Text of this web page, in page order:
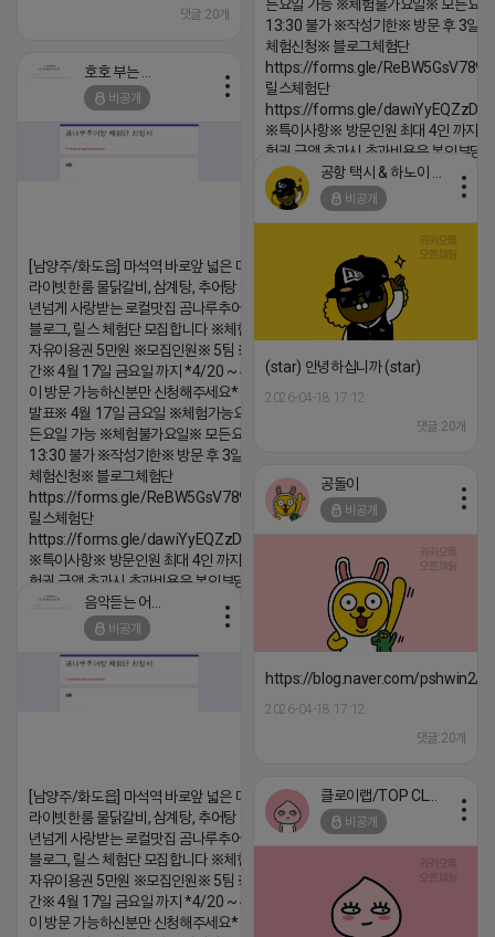
든요일 가능 ※체험불가요일※ 모든요
13:30 불가 ※작성기한※ 방문 후 3일
체험신청※ 블로그체험단
https://forms.gle/
릴스체험단
https://forms.gle/
※특이사항※ 방문인원 최대 4인 까지
험권 금액 초과시 초과비용은 본인부담
2026-04-18 17:18
댓글:20개
비공개
[남양주/화도읍] 마석역 바로앞 넓은 매장과, 프
라이빗한룸 물닭갈비, 삼계탕, 추어탕 맛집 10
년넘게 사랑받는 로컬맛집 곰나루추어탕에서
블로그, 릴스 체험단 모집합니다 ※체험메뉴※
자유이용권 5만원 ※모집인원※ 5팀 ※모집기
간※ 4월 17일 금요일 까지 *4/20 ~ 4/26 사
이 방문 가능하신분만 신청해주세요* ※체험단
발표※ 4월 17일 금요일 ※체험가능요일※ 모
든요일 가능 ※체험불가요일※ 모든요일 12 ~
13:30 불가 ※작성기한※ 방문 후 3일 이내 ※
체험신청※ 블로그체험단
https://forms.gle/ReBW5GsV789ur2Pz6
릴스체험단
https://forms.gle/dawiYyEQZzDdqf8W8
※특이사항※ 방문인원 최대 4인 까지 가능 체
험권 금액 초과시 초과비용은 본인부담입니다.
2026-04-18 17:13
비공개
(star) 안녕하십니까 (star)
2026-04-18 17:12
댓글:20개
공돌이
비공개
https://blog.naver.com/pshwin2/
2026-04-18 17:12
댓글:20개
비공개
[남양주/화도읍] 마석역 바로앞 넓은 매장과, 프
라이빗한룸 물닭갈비, 삼계탕, 추어탕 맛집 10
년넘게 사랑받는 로컬맛집 곰나루추어탕에서
블로그, 릴스 체험단 모집합니다 ※체험메뉴※
자유이용권 5만원 ※모집인원※ 5팀 ※모집기
간※ 4월 17일 금요일 까지 *4/20 ~ 4/26 사
이 방문 가능하신분만 신청해주세요* ※체험단
비공개